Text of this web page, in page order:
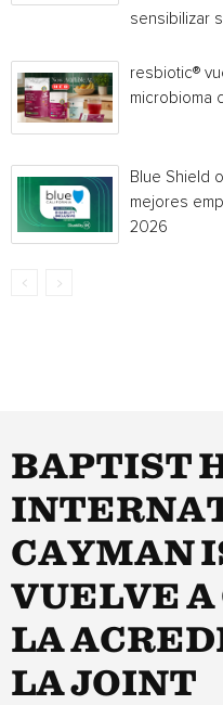
sensibilizar
resbiotic®
microbioma
Blue Shield
mejores
2026
BAPTIST
CAYMAN
VUELVE
LA
LA JOINT